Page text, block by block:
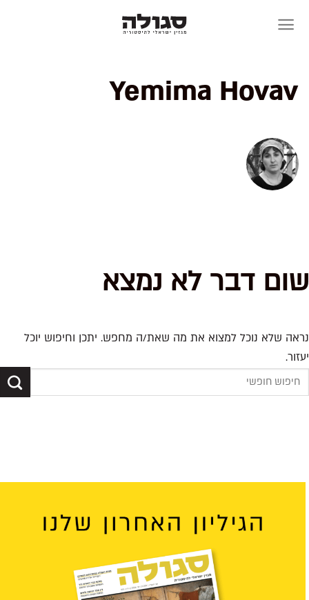
Yemima Hovav
שום דבר לא נמצא
נראה שלא נוכל למצוא את מה שאת/ה מחפש. יתכן וחיפוש יוכל
יעזור.